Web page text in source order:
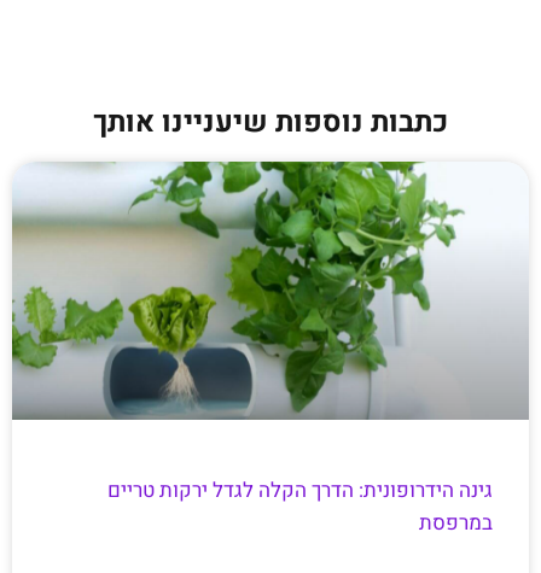
כתבות נוספות שיעניינו אותך
גינה הידרופונית: הדרך הקלה לגדל ירקות טריים
במרפסת